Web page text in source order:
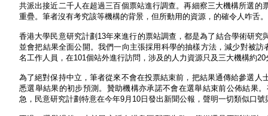
共派出接近二千人在超過三百個票站進行調查。再細察三大機構所選
重疊。筆者沒有考究該等機構的背景，但所動用的資源，的確令人咋舌。
香港大學民意研究計劃13年來進行的票站調查，都是為了結合學術研
並會把結果全面公開。我們一向主張採用科學的抽樣方法，減少對被
名工作人員，在101個站外進行訪問，涉及的人力資源只及三大機構約20
為了絕對保持中立，筆者從來不會在投票結束前，把結果通傳給參選
悉選舉結果的初步預測。贊助機構亦承諾不會在選舉結束前公佈結果
急，民意研究計劃特意在今年9月10日發出新聞公報，聲明一切類似口號